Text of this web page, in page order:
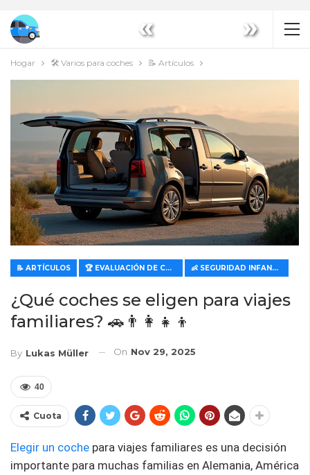
« »
Hogar 🛠️ Varios para coches 📝 Artículos
📝 ARTÍCULOS 🏆 EVALUACIÓN DE CARACTERÍSTICAS Y VALOR 👶 SEGURIDAD INFANTIL EN EL COCHE
¿Qué coches se eligen para viajes
familiares? 🚗👨‍👩‍👧‍👦
By Lukas Müller On Nov 29, 2025
40
Cuota
Elegir un coche para viajes familiares es una decisión
importante para muchas familias en Alemania, América